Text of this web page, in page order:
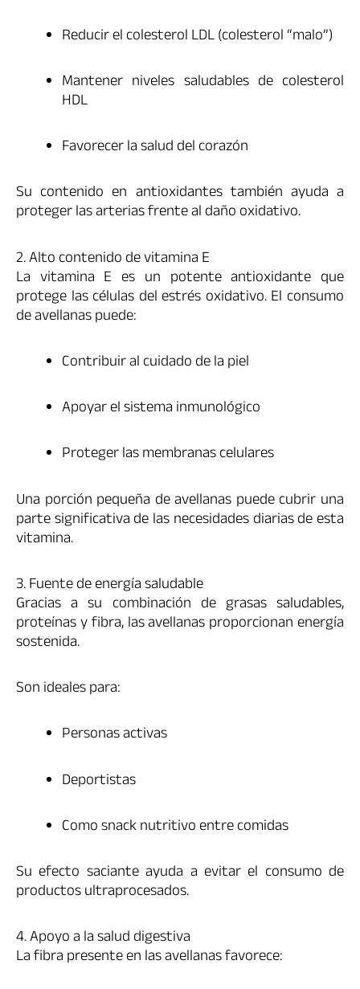
Reducir el colesterol LDL (colesterol “malo”)
Mantener niveles saludables de colesterol
HDL
Favorecer la salud del corazón
Su contenido en antioxidantes también ayuda a
proteger las arterias frente al daño oxidativo.
2. Alto contenido de vitamina E
La vitamina E es un potente antioxidante que
protege las células del estrés oxidativo. El consumo
de avellanas puede:
Contribuir al cuidado de la piel
Apoyar el sistema inmunológico
Proteger las membranas celulares
Una porción pequeña de avellanas puede cubrir una
parte significativa de las necesidades diarias de esta
vitamina.
3. Fuente de energía saludable
Gracias a su combinación de grasas saludables,
proteínas y fibra, las avellanas proporcionan energía
sostenida.
Son ideales para:
Personas activas
Deportistas
Como snack nutritivo entre comidas
Su efecto saciante ayuda a evitar el consumo de
productos ultraprocesados.
4. Apoyo a la salud digestiva
La fibra presente en las avellanas favorece: